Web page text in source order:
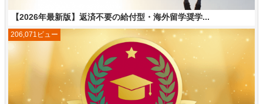
【2026年最新版】返済不要の給付型・海外留学奨学...
206,071ビュー